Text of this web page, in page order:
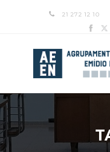
21 272 12 10